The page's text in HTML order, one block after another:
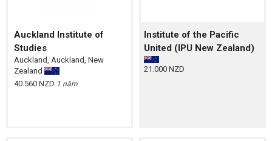
Auckland Institute of
Studies
Auckland, Auckland, New
Zealand
40.560 NZD 1 năm
Institute of the Pacific
United (IPU New Zealand)
21.000 NZD